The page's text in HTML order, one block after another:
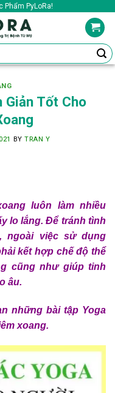
Phẩm PyLoRa!
Giản Tốt Cho
BYTRAN Y
luôn làm nhiều
lo lắng. Để tránh tình
ngoài việc sử dụng
kết hợp chế độ thể
cũng như giúp tinh
âu.
những bài tập Yoga
xoang.